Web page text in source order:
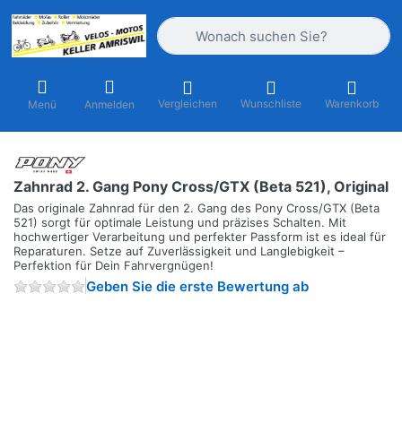
Geben Sie einen Suchbegriff ein.
Menü Anmelden Vergleichen Wunschliste Warenkorb
Zahnrad 2. Gang Pony Cross/GTX (Beta 521), Original
Das originale Zahnrad für den 2. Gang des Pony Cross/GTX (Beta
521) sorgt für optimale Leistung und präzises Schalten. Mit
hochwertiger Verarbeitung und perfekter Passform ist es ideal für
Reparaturen. Setze auf Zuverlässigkeit und Langlebigkeit –
Perfektion für Dein Fahrvergnügen!
Geben Sie die erste Bewertung ab